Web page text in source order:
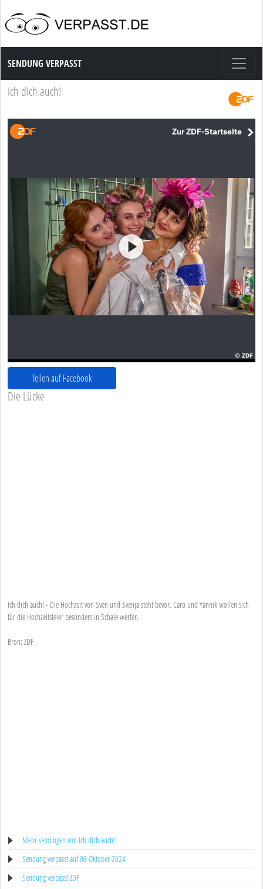
Sendung Verpasst
SENDUNG VERPASST
Ich dich auch!
Teilen auf Facebook
Die Lücke
Ich dich auch! - Die Hochzeit von Sven und Svenja steht bevor. Caro und Yannik wollen sich
für die Hochzeitsfeier besonders in Schale werfen.
Bron: ZDF
Mehr sendingen von Ich dich auch!
Sendung verpasst auf 08 Oktober 2024
Sendung verpasst ZDF